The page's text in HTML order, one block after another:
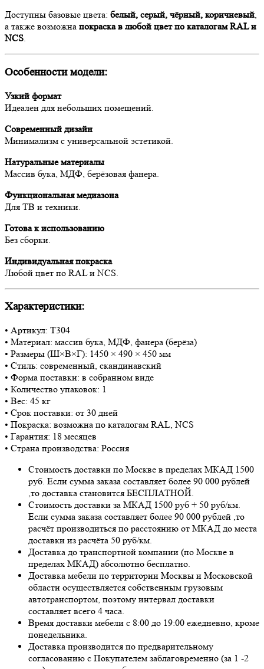
Доступны базовые цвета: белый, серый, чёрный, коричневый,
а также возможна покраска в любой цвет по каталогам RAL и
NCS.
Особенности модели:
Узкий формат
Идеален для небольших помещений.
Современный дизайн
Минимализм с универсальной эстетикой.
Натуральные материалы
Массив бука, МДФ, берёзовая фанера.
Функциональная медиазона
Для ТВ и техники.
Готова к использованию
Без сборки.
Индивидуальная покраска
Любой цвет по RAL и NCS.
Характеристики:
• Артикул: T304
• Материал: массив бука, МДФ, фанера (берёза)
• Размеры (Ш×В×Г): 1450 × 490 × 450 мм
• Стиль: современный, скандинавский
• Форма поставки: в собранном виде
• Количество упаковок: 1
• Вес: 45 кг
• Срок поставки: от 30 дней
• Покраска: возможна по каталогам RAL, NCS
• Гарантия: 18 месяцев
• Страна производства: Россия
Стоимость доставки по Москве в пределах МКАД 1500
руб. Если сумма заказа составляет более 90 000 рублей
,то доставка становится БЕСПЛАТНОЙ.
Стоимость доставки за МКАД 1500 руб + 50 руб/км.
Если сумма заказа составляет более 90 000 рублей ,то
расчёт производиться по расстоянию от МКАД до места
доставки из расчёта 50 руб/км.
Доставка до транспортной компании (по Москве в
пределах МКАД) абсолютно бесплатно.
Доставка мебели по территории Москвы и Московской
области осуществляется собственным грузовым
автотранспортом, поэтому интервал доставки
составляет всего 4 часа.
Время доставки мебели с 8:00 до 19:00 ежедневно, кроме
понедельника.
Доставка производится по предварительному
согласованию с Покупателем заблаговременно (за 1 -2